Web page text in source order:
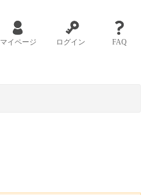
マイページ ログイン FAQ